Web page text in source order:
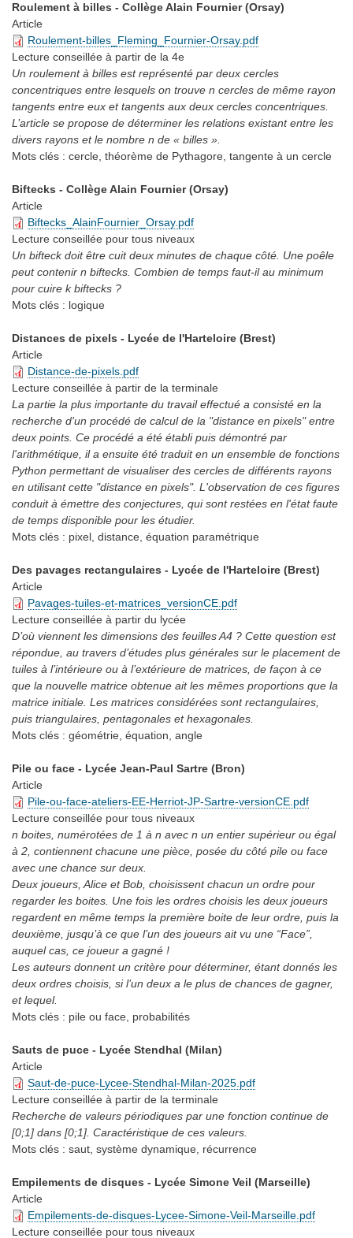
Roulement à billes - Collège Alain Fournier (Orsay)
Article
Roulement-billes_Fleming_Fournier-Orsay.pdf
Lecture conseillée à partir de la 4e
Un roulement à billes est représenté par deux cercles
concentriques entre lesquels on trouve n cercles de même rayon
tangents entre eux et tangents aux deux cercles concentriques.
L’article se propose de déterminer les relations existant entre les
divers rayons et le nombre n de « billes ».
Mots clés : cercle, théorème de Pythagore, tangente à un cercle
Biftecks - Collège Alain Fournier (Orsay)
Article
Biftecks_AlainFournier_Orsay.pdf
Lecture conseillée pour tous niveaux
Un bifteck doit être cuit deux minutes de chaque côté. Une poêle
peut contenir n biftecks. Combien de temps faut-il au minimum
pour cuire k biftecks ?
Mots clés : logique
Distances de pixels - Lycée de l'Harteloire (Brest)
Article
Distance-de-pixels.pdf
Lecture conseillée à partir de la terminale
La partie la plus importante du travail effectué a consisté en la
recherche d'un procédé de calcul de la "distance en pixels" entre
deux points. Ce procédé a été établi puis démontré par
l'arithmétique, il a ensuite été traduit en un ensemble de fonctions
Python permettant de visualiser des cercles de différents rayons
en utilisant cette "distance en pixels". L'observation de ces figures
conduit à émettre des conjectures, qui sont restées en l'état faute
de temps disponible pour les étudier.
Mots clés : pixel, distance, équation paramétrique
Des pavages rectangulaires - Lycée de l'Harteloire (Brest)
Article
Pavages-tuiles-et-matrices_versionCE.pdf
Lecture conseillée à partir du lycée
D’où viennent les dimensions des feuilles A4 ? Cette question est
répondue, au travers d’études plus générales sur le placement de
tuiles à l’intérieure ou à l’extérieure de matrices, de façon à ce
que la nouvelle matrice obtenue ait les mêmes proportions que la
matrice initiale. Les matrices considérées sont rectangulaires,
puis triangulaires, pentagonales et hexagonales.
Mots clés : géométrie, équation, angle
Pile ou face - Lycée Jean-Paul Sartre (Bron)
Article
Pile-ou-face-ateliers-EE-Herriot-JP-Sartre-versionCE.pdf
Lecture conseillée pour tous niveaux
n boites, numérotées de 1 à n avec n un entier supérieur ou égal
à 2, contiennent chacune une pièce, posée du côté pile ou face
avec une chance sur deux.
Deux joueurs, Alice et Bob, choisissent chacun un ordre pour
regarder les boites. Une fois les ordres choisis les deux joueurs
regardent en même temps la première boite de leur ordre, puis la
deuxième, jusqu’à ce que l’un des joueurs ait vu une “Face”,
auquel cas, ce joueur a gagné !
Les auteurs donnent un critère pour déterminer, étant donnés les
deux ordres choisis, si l’un deux a le plus de chances de gagner,
et lequel.
Mots clés : pile ou face, probabilités
Sauts de puce - Lycée Stendhal (Milan)
Article
Saut-de-puce-Lycee-Stendhal-Milan-2025.pdf
Lecture conseillée à partir de la terminale
Recherche de valeurs périodiques par une fonction continue de
[0;1] dans [0;1]. Caractéristique de ces valeurs.
Mots clés : saut, système dynamique, récurrence
Empilements de disques - Lycée Simone Veil (Marseille)
Article
Empilements-de-disques-Lycee-Simone-Veil-Marseille.pdf
Lecture conseillée pour tous niveaux